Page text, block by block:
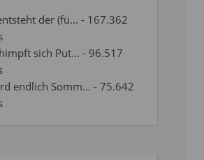
der (fü... - 167.362
sich Put... - 96.517
endlich Somm... - 75.642